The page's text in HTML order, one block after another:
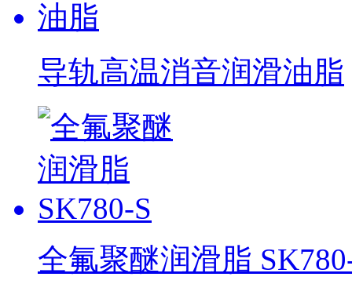
导轨高温消音润滑油脂
全氟聚醚润滑脂